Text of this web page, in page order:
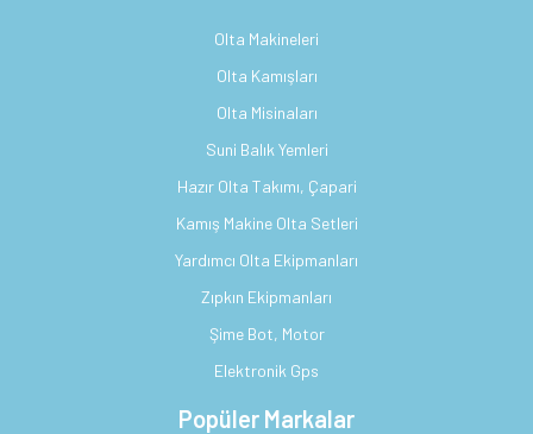
Olta Makineleri
Olta Kamışları
Olta Misinaları
Suni Balık Yemleri
Hazır Olta Takımı, Çapari
Kamış Makine Olta Setleri
Yardımcı Olta Ekipmanları
Zıpkın Ekipmanları
Şime Bot, Motor
Elektronik Gps
Popüler Markalar